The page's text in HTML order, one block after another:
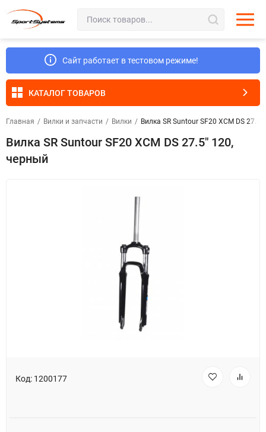
Сайт работает в тестовом режиме!
КАТАЛОГ ТОВАРОВ
Главная / Вилки и запчасти / Вилки / Вилка SR Suntour SF20 XCM DS
Вилка SR Suntour SF20 XCM DS 27.5" 120,
черный
Код: 1200177